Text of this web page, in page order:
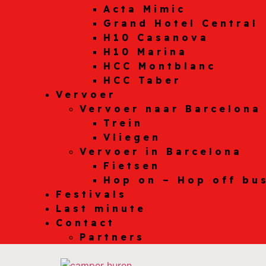
Acta Mimic
Grand Hotel Central
H10 Casanova
H10 Marina
HCC Montblanc
HCC Taber
Vervoer
Vervoer naar Barcelona
Trein
Vliegen
Vervoer in Barcelona
Fietsen
Hop on – Hop off
Festivals
Last minute
Contact
Partners